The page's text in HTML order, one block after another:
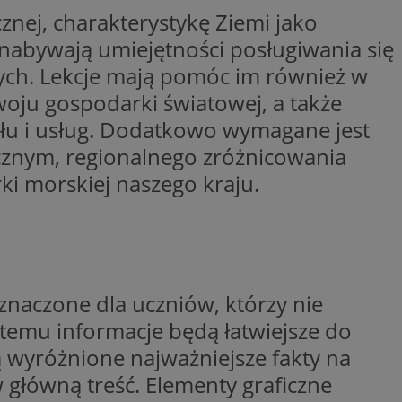
charakterystykę Ziemi jako
umiejętności posługiwania się
Lekcje mają pomóc im również w
gospodarki światowej, a także
i usług. Dodatkowo wymagane jest
regionalnego zróżnicowania
morskiej naszego kraju.
dla uczniów, którzy nie
informacje będą łatwiejsze do
najważniejsze fakty na
treść. Elementy graficzne
użytkowników
- co
usługi
Jest on
do
przez
for
reklam
używamy
do
sposób
użytkownika
produktów
rzeczywistym od
Opis